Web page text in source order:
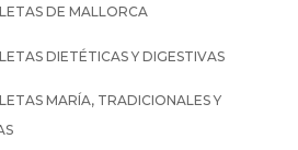
DE MALLORCA
DIETÉTICAS Y DIGESTIVAS
MARÍA, TRADICIONALES Y